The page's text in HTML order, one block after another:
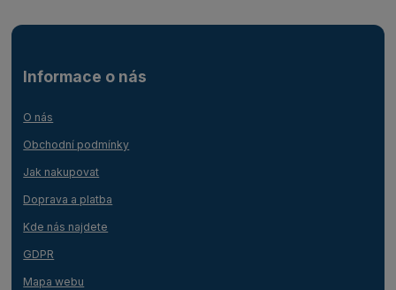
Informace o nás
O nás
Obchodní podmínky
Jak nakupovat
Doprava a platba
Kde nás najdete
GDPR
Mapa webu